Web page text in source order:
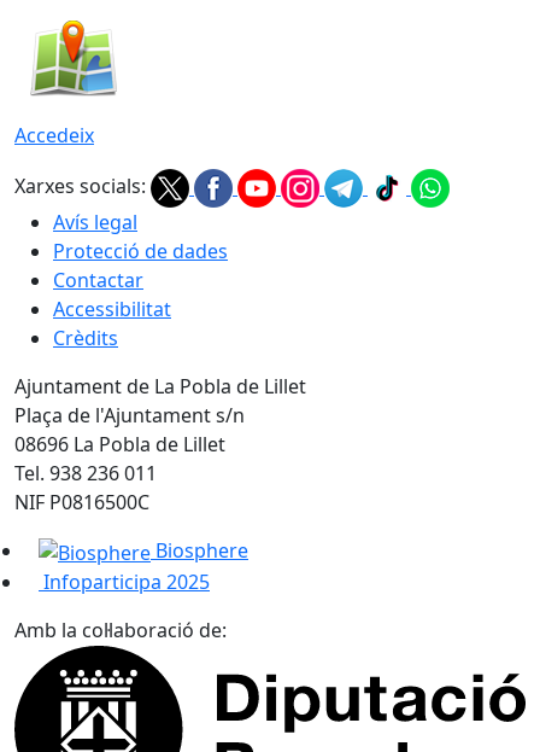
Accedeix
Xarxes socials:
Avís legal
Protecció de dades
Contactar
Accessibilitat
Crèdits
Ajuntament de La Pobla de Lillet
Plaça de l'Ajuntament s/n
08696 La Pobla de Lillet
Tel. 938 236 011
NIF P0816500C
Biosphere
Infoparticipa 2025
Amb la col·laboració de: